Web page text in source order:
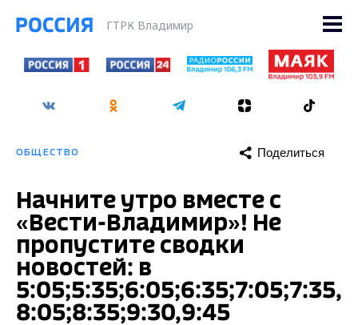
ГТРК Владимир
ОБЩЕСТВО Поделиться
Начните утро вместе с
«Вести-Владимир»! Не
пропустите сводки
новостей: в
5:05;5:35;6:05;6:35;7:05;7:35,
8:05;8:35;9:30,9:45